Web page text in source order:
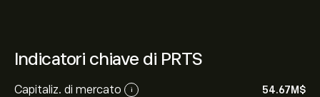
Indicatori chiave di PRTS
Capitaliz. di mercato i 54.67M‎$‎